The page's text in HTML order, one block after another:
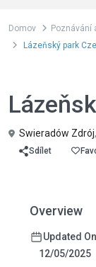
Domov Poznávání
Lázeňský park
Swieradów Zdrój,
Sdílet
Overview
Updated
12/05/2025